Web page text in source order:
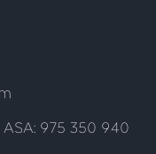
975 350 940